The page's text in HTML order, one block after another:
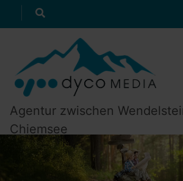
Wieso Leichte
Agentur zwischen
Chiemsee